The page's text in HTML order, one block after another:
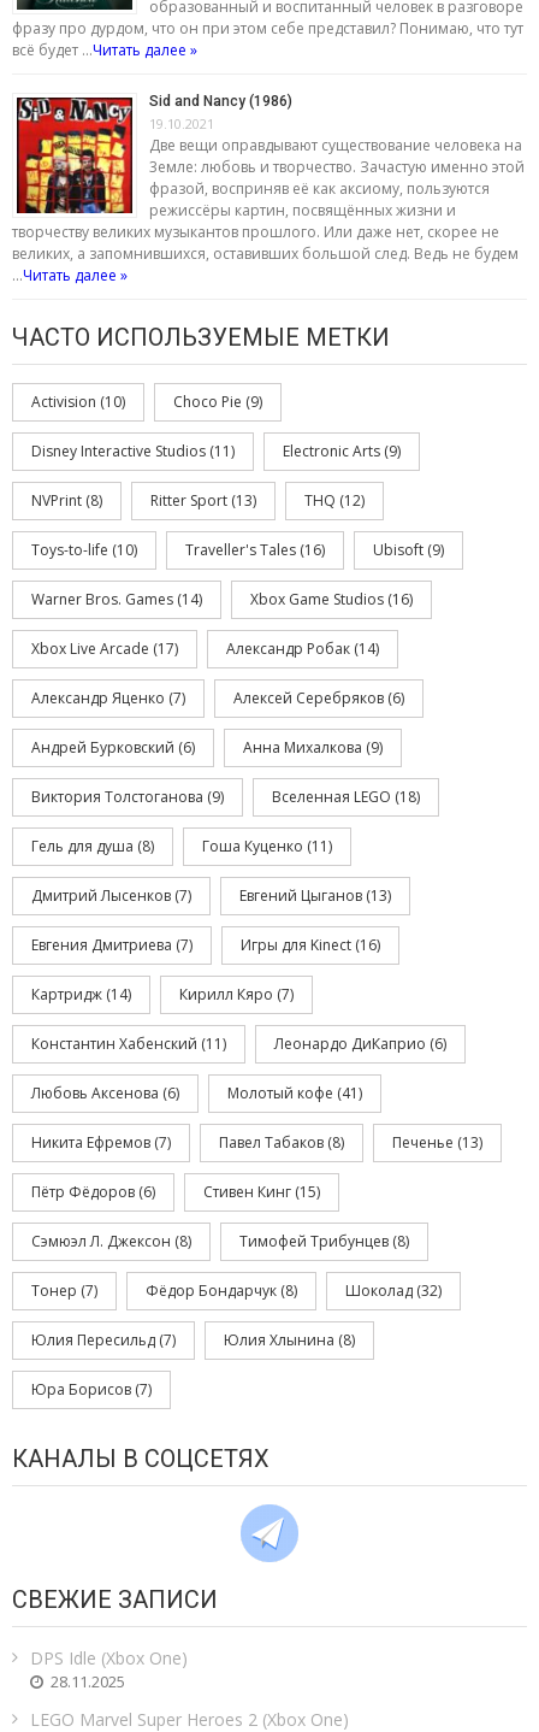
образованный и воспитанный человек в разговоре
фразу про дурдом, что он при этом себе представил? Понимаю, что тут
всё будет …Читать далее »
Sid and Nancy (1986)
19.10.2021
Двe вещи оправдывают существование человека на
3емле: любовь и творчество. Зачастую именно этой
фразой, восприняв её как аксиому, пользуются
режиссёры картин, посвящённых жизни и
творчеству великих музыкантов прошлого. Или даже нет, скорее не
великих, а запомнившихся, оставивших большой след. Ведь не будем
…Читать далее »
ЧАСТО ИСПОЛЬЗУЕМЫЕ МЕТКИ
Activision (10) Choco Pie (9)
Disney Interactive Studios (11) Electronic Arts (9)
NVPrint (8) Ritter Sport (13) THQ (12)
Toys-to-life (10) Traveller's Tales (16) Ubisoft (9)
Warner Bros. Games (14) Xbox Game Studios (16)
Xbox Live Arcade (17) Александр Робак (14)
Александр Яценко (7) Алексей Серебряков (6)
Андрей Бурковский (6) Анна Михалкова (9)
Виктория Толстоганова (9) Вселенная LEGO (18)
Гель для душа (8) Гоша Куценко (11)
Дмитрий Лысенков (7) Евгений Цыганов (13)
Евгения Дмитриева (7) Игры для Kinect (16)
Картридж (14) Кирилл Кяро (7)
Константин Хабенский (11) Леонардо ДиКаприо (6)
Любовь Аксенова (6) Молотый кофе (41)
Никита Ефремов (7) Павел Табаков (8) Печенье (13)
Пётр Фёдоров (6) Стивен Кинг (15)
Сэмюэл Л. Джексон (8) Тимофей Трибунцев (8)
Тонер (7) Фёдор Бондарчук (8) Шоколад (32)
Юлия Пересильд (7) Юлия Хлынина (8)
Юра Борисов (7)
КАНАЛЫ В СОЦСЕТЯХ
СВЕЖИЕ ЗАПИСИ
DPS Idle (Xbox One)
28.11.2025
LEGO Marvel Super Heroes 2 (Xbox One)